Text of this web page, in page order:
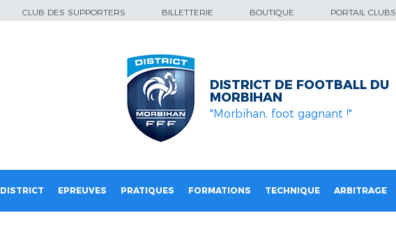
CLUB DES SUPPORTERS BILLETTERIE BOUTIQUE PORTAIL CLUBS
DISTRICT DE FOOTBALL DU
MORBIHAN
"Morbihan, foot gagnant !"
DISTRICT EPREUVES PRATIQUES FORMATIONS TECHNIQUE ARBITRAGE